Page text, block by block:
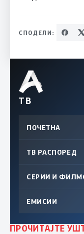
СПОДЕЛИ:
ТВ
ПОЧЕТНА
ТВ РАСПОРЕД
СЕРИИ И
ЕМИСИИ
ПРОЧИТАЈТЕ